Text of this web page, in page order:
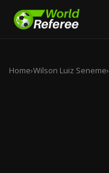
Home›Wilson Luiz Seneme›